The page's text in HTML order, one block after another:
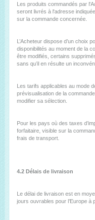
Les produits commandés par
seront livrés à l'adresse
sur la commande concernée.
L’Acheteur dispose d’un choix
disponibilités au moment de la
être modifiés, certains
sans qu’il en résulte un
Les tarifs applicables au mode
prévisualisation de la
modifier sa sélection.
Pour les pays où des taxes
forfaitaire, visible sur la
frais de transport.
4.2 Délais de livraison
Le délai de livraison est en
jours ouvrables pour l’Europe à